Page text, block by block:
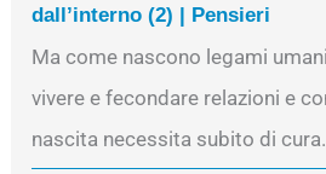
dall’interno (2) | Pensieri
Ma come nascono legami
vivere e fecondare relazioni e
nascita necessita subito di cura.